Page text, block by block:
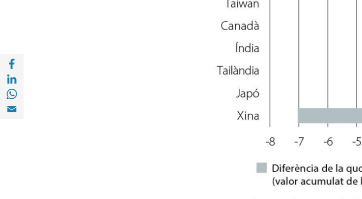
Compartir a with Linkedin (opens in a new window)
Compartir a with Whatsapp (opens in a new window)